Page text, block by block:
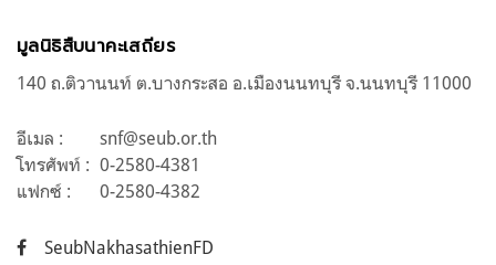
มูลนิธิสืบนาคะเสถียร
140 ถ.ติวานนท์ ต.บางกระสอ อ.เมืองนนทบุรี จ.นนทบุรี 11000
อีเมล :
snf@seub.or.th
โทรศัพท์ : 0-2580-4381
แฟกซ์ :
0-2580-4382
SeubNakhasathienFD